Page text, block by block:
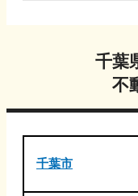
千葉
不
千葉市